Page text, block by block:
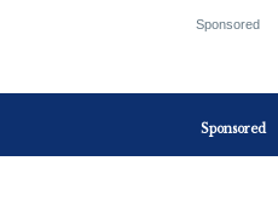
Sponsored
Sponsored